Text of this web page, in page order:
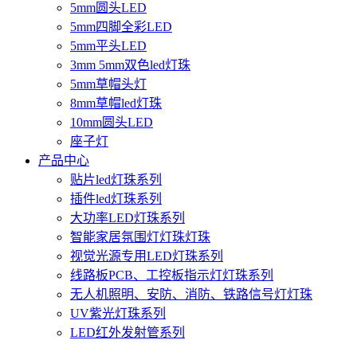
5mm圆头LED
5mm四脚全彩LED
5mm平头LED
3mm 5mm双色led灯珠
5mm草帽头灯
8mm草帽led灯珠
10mm圆头LED
座子灯
产品中心
贴片led灯珠系列
插件led灯珠系列
大功率LED灯珠系列
智能家居氛围灯灯珠灯珠
视觉光源专用LED灯珠系列
线路板PCB、工控板指示灯灯珠系列
无人机照明、安防、消防、铁路信号灯灯珠
UV紫光灯珠系列
LED红外发射管系列